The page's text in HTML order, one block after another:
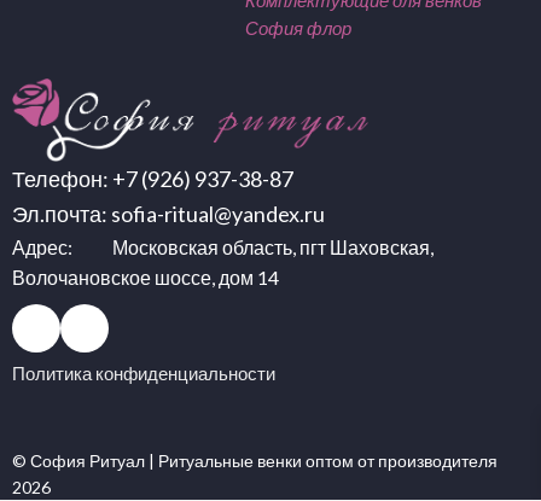
Телефон: +7 (926) 937-38-87
Эл.почта: sofia-ritual@yandex.ru
Адрес: Московская область, пгт Шаховская,
Волочановское шоссе, дом 14
Политика конфиденциальности
София флор
© София Ритуал | Ритуальные венки оптом от производителя
2026